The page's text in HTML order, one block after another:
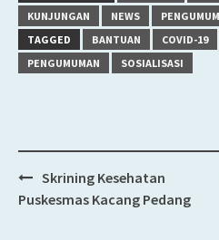
KUNJUNGAN
NEWS
TAGGED
BANTUAN COVID-19
PENGUMUMAN
SOSIALISASI
Post
Skrining Kesehatan
Puskesmas Kacang Pedang